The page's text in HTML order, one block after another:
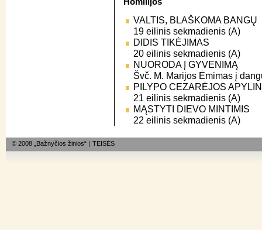
VALTIS, BLAŠKOMA BANGŲ
19 eilinis sekmadienis (A)
DIDIS TIKĖJIMAS
20 eilinis sekmadienis (A)
NUORODA Į GYVENIMĄ
Švč. M. Marijos Ėmimas į
PILYPO CEZARĖJOS
21 eilinis sekmadienis (A)
MĄSTYTI DIEVO MINTIMIS
22 eilinis sekmadienis (A)
© 2008 „Bažnyčios žinios“ | TEISĖS